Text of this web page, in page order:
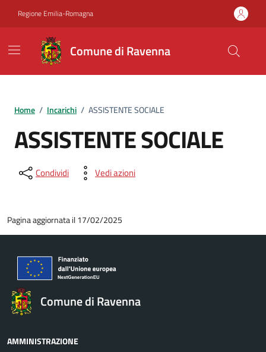
Regione Emilia-Romagna
Comune di Ravenna
Home / Incarichi / ASSISTENTE SOCIALE
ASSISTENTE SOCIALE
Condividi Vedi azioni
Pagina aggiornata il 17/02/2025
Comune di Ravenna
AMMINISTRAZIONE